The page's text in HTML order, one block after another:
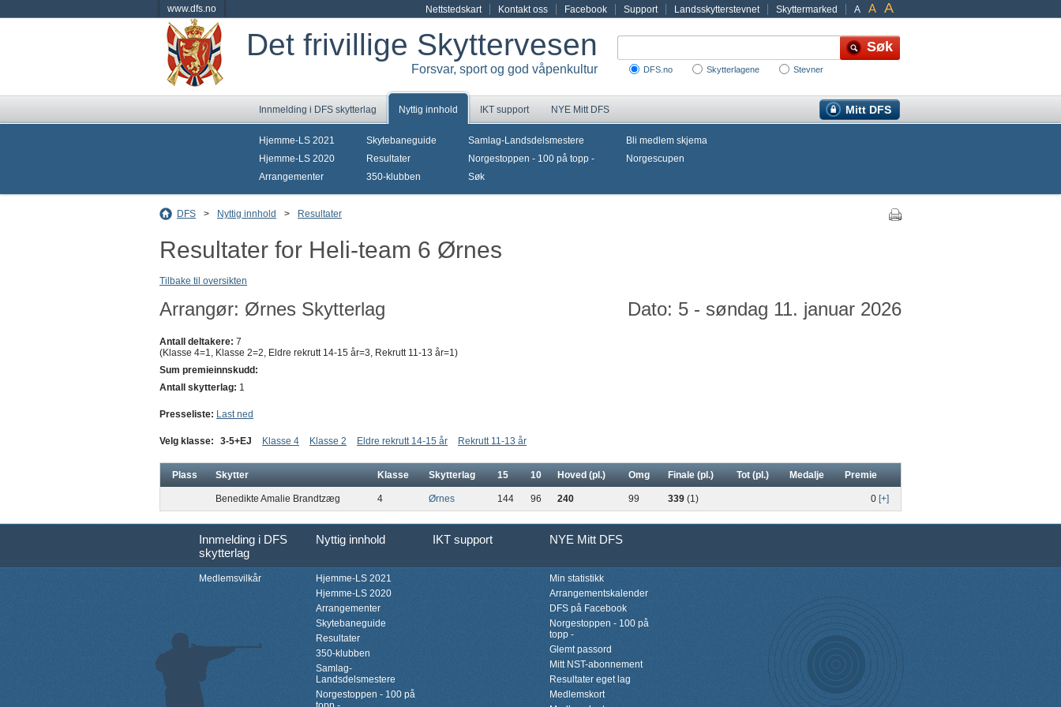
www.dfs.no A A A
Nettstedskart Kontakt oss Facebook Support Landsskytterstevnet Skyttermarked
Det frivillige Skyttervesen
Forsvar, sport og god våpenkultur DFS.no Skytterlagene Stevner
Innmelding i DFS skytterlag Nyttig innhold IKT support Mitt DFS
NYE Mitt DFS
Hjemme-LS 2021
Hjemme-LS 2020
Arrangementer
Skytebaneguide
Resultater
350-klubben
Samlag-Landsdelsmestere
Norgestoppen - 100 på topp -
Søk
Bli medlem skjema
Norgescupen
DFS > Nyttig innhold > Resultater
Resultater for Heli-team 6 Ørnes
Tilbake til oversikten
Arrangør: Ørnes Skytterlag Dato: 5 - søndag 11. januar 2026
Antall deltakere: 7
(Klasse 4=1, Klasse 2=2, Eldre rekrutt 14-15 år=3, Rekrutt 11-13 år=1)
Sum premieinnskudd:
Antall skytterlag: 1
Presseliste: Last ned
Velg klasse: 3-5+EJ Klasse 4 Klasse 2 Eldre rekrutt 14-15 år Rekrutt 11-13 år
Plass Skytter Klasse Skytterlag 15 10 Hoved (pl.) Omg Finale (pl.) Tot (pl.) Medalje Premie
Benedikte Amalie Brandtzæg 4 Ørnes 144 96 240 99 339 (1) 0 [+]
Innmelding i DFS
skytterlag
Nyttig innhold IKT support NYE Mitt DFS
Medlemsvilkår
Hjemme-LS 2021
Hjemme-LS 2020
Arrangementer
Skytebaneguide
Resultater
350-klubben
Samlag-
Landsdelsmestere
Norgestoppen - 100 på
Min statistikk
Arrangementskalender
DFS på Facebook
Norgestoppen - 100 på
topp -
Glemt passord
Mitt NST-abonnement
Resultater eget lag
Medlemskort